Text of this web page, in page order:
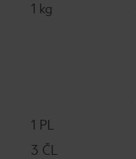
1 kg
1 PL
3 ČL